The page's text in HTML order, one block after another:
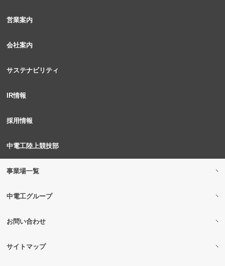
営業案内
会社案内
サステナビリティ
IR情報
採用情報
中電工陸上競技部
事業場一覧
中電工グループ
お問い合わせ
サイトマップ